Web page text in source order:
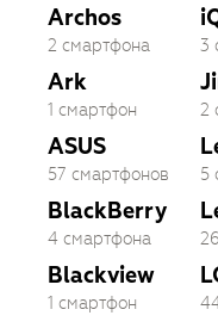
Archos
2 смартфона
Ark
1 смартфон
ASUS
57 смартфонов
BlackBerry
4 смартфона
Blackview
1 смартфон
3
2
5